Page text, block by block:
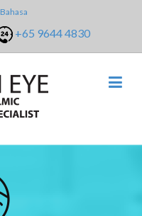
Bahasa
+65 9644 4830